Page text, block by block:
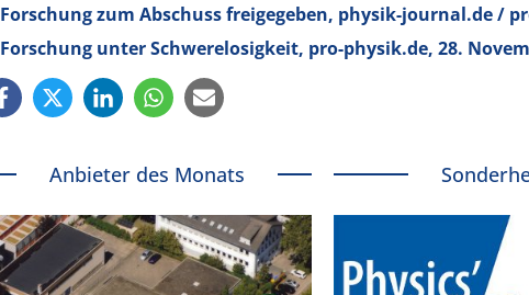
Forschung zum Abschuss freigegeben, physik-journal.de /
Forschung unter Schwerelosigkeit, pro-physik.de, 28.
Anbieter des Monats